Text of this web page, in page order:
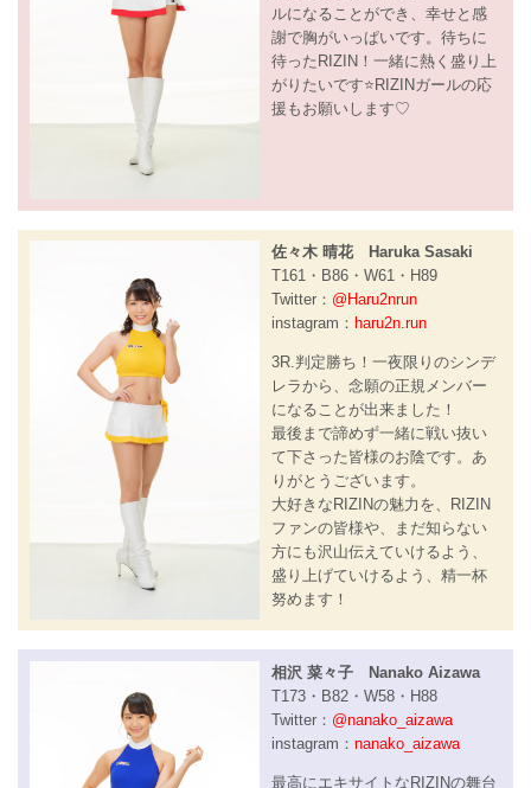
ルになることができ、幸せと感
謝で胸がいっぱいです。待ちに
待ったRIZIN！一緒に熱く盛り上
がりたいです⭐️RIZINガールの応
援もお願いします♡
佐々木 晴花 Haruka Sasaki
T161・B86・W61・H89
Twitter： @Haru2nrun
instagram： haru2n.run
3R.判定勝ち！一夜限りのシンデ
レラから、念願の正規メンバー
になることが出来ました！
最後まで諦めず一緒に戦い抜い
て下さった皆様のお陰です。あ
りがとうございます。
大好きなRIZINの魅力を、RIZIN
ファンの皆様や、まだ知らない
方にも沢山伝えていけるよう、
盛り上げていけるよう、精一杯
努めます！
相沢 菜々子 Nanako Aizawa
T173・B82・W58・H88
Twitter： @nanako_aizawa
instagram： nanako_aizawa
最高にエキサイトなRIZINの舞台